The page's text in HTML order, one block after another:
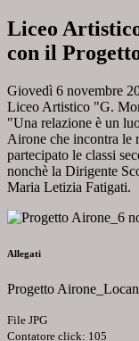
Liceo
con il
Giovedì 6 novembre
Liceo Artistico "G.
"Una relazione è un
Airone che incontra le
partecipato le classi
nonchè la Dirigente
Maria Letizia Fatigati.
Allegati
Progetto
File JPG
Contatore click: 105